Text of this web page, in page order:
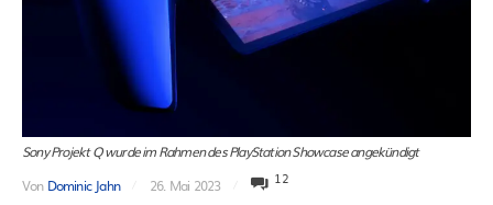
Sony Projekt Q wurde im Rahmen des PlayStation Showcase angekündigt
Von Dominic Jahn 26. Mai 2023 12